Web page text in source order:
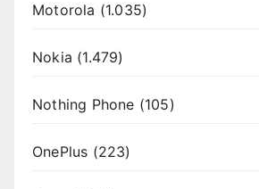
Motorola (1.035)
Nokia (1.479)
Nothing Phone (105)
OnePlus (223)